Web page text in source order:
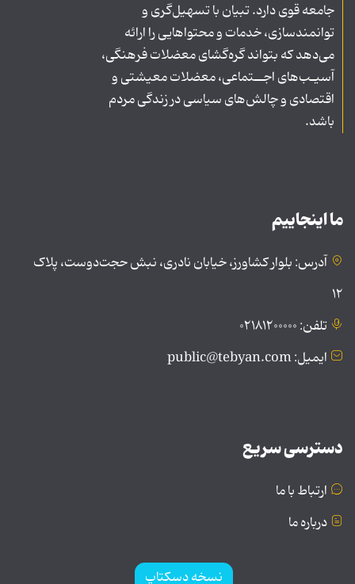
جامعه قوی دارد. تبیان با تسهیل‌گری و
توانمندسازی، خدمات و محتواهایی را ارائه
می‌دهد که بتواند گره‌گشای معضلات فرهنگی،
آسیـب‌های اجــتماعی، معضلات معیشتی و
اقتصادی و چالش‌های سیاسی در زندگی مردم
باشد.
ما اینجاییم
آدرس: بلوار کشاورز، خیابان نادری، نبش حجت‌دوست، پلاک
۱۲
تلفن: ۰۲۱۸۱۲۰۰۰۰۰
ایمیل: public@tebyan.com
دسترسی سریع
ارتباط با ما
درباره ما
نسخه دسکتاپ